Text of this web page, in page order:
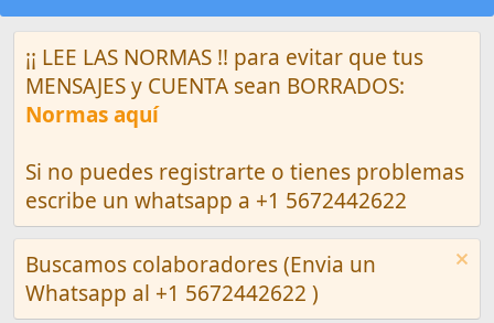
¡¡ LEE LAS NORMAS !! para evitar que tus
MENSAJES y CUENTA sean BORRADOS:
Normas aquí
Si no puedes registrarte o tienes problemas
escribe un whatsapp a +1 5672442622
Buscamos colaboradores (Envia un
Whatsapp al +1 5672442622 )